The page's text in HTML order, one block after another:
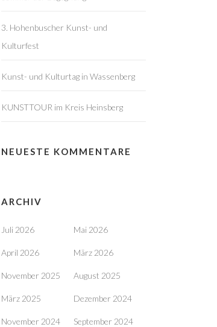
3. Hohenbuscher Kunst- und
Kulturfest
Kunst- und Kulturtag in Wassenberg
KUNSTTOUR im Kreis Heinsberg
NEUESTE KOMMENTARE
ARCHIV
Juli 2026 Mai 2026
April 2026 März 2026
November 2025 August 2025
März 2025 Dezember 2024
November 2024 September 2024